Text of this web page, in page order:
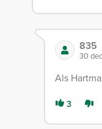
835
30
Als
3